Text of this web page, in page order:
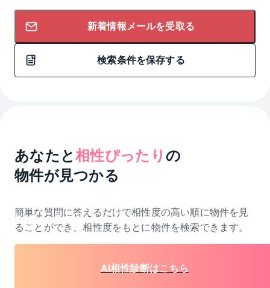
新着情報メールを受取る
検索条件を保存する
あなたと相性ぴったり の
物件が見つかる
簡単な質問に答えるだけで相性度の高い順に物件を 見
ることができ、相性度をもとに物件を検索できます。
AI相性診断はこちら